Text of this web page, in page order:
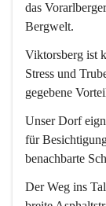
das
Bergwelt.
Viktorsberg ist
Stress und
gegebene
Unser Dorf
für
benachbarte
Der Weg ins